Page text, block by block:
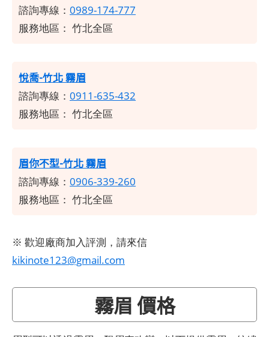
諮詢專線： 0989-174-777
服務地區： 竹北全區
悅喬-竹北 霧眉
諮詢專線： 0911-635-432
服務地區： 竹北全區
眉你不型-竹北 霧眉
諮詢專線： 0906-339-260
服務地區： 竹北全區
※ 歡迎廠商加入評測，請來信
kikinote123@gmail.com
霧眉 價格